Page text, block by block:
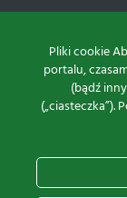
Pliki cookie
portalu,
(bądź